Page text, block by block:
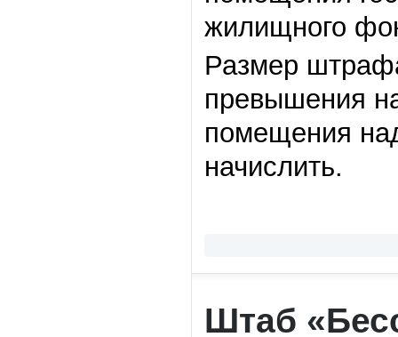
жилищного
Размер
превышения
помещения
начислить.
Штаб